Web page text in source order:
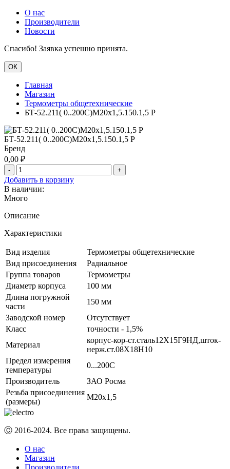
О нас
Производители
Новости
Спасибо! Заявка успешно принята.
ОК
Главная
Магазин
Термометры общетехнические
БТ-52.211( 0..200С)М20х1,5.150.1,5 Р
БТ-52.211( 0..200С)М20х1,5.150.1,5 Р
Бренд
0,00 ₽
- +
Добавить в корзину
В наличии:
Много
Описание
Характеристики
Вид изделия
Термометры общетехнические
Вид присоединения
Радиальное
Группа товаров
Термометры
Диаметр корпуса
100 мм
Длина погружной
части
150 мм
Заводской номер
Отсутствует
Класс
точности - 1,5%
Материал
корпус-кор-ст.сталь12Х15Г9НД,шток-
нерж.ст.08Х18Н10
Предел измерения
температуры
0...200C
Производитель
ЗАО Росма
Резьба присоединения
(размеры)
М20х1,5
Ⓒ 2016-2024. Все права защищены.
О нас
Магазин
Производители